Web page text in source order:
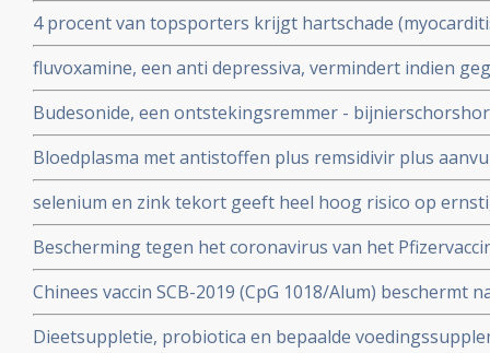
tijd wordt ingenomen
4 procent van topsporters krijgt hartschade
na lichte klachten als na ernstige klachten blijkt uit
fluvoxamine, een anti depressiva, vermindert indien
het risico op overlijden met 90 procent door COVID-19
met de ziekte om intensieve medische zorg te krijgen
Budesonide, een ontstekingsremmer -
astmapatienten, blijkt gebruikt als neusspray effectief
coronavirus - Covid-19
Bloedplasma met antistoffen plus remsidivir plus
en aspirine moet president Donald Trump redden van
selenium en zink tekort geeft heel hoog risico op
aan het coronavirus - Covid-19. Blijkt uit nieuw
Bescherming tegen het coronavirus van het
minder. Na 5 maanden is slechts nog 47 procent
Chinees vaccin SCB-2019 (CpG 1018/Alum) beschermt
ziekenhuisopname en overlijden bij alle bekende
Covid-19 blijkt uit SPECTRA fase III studie
Dieetsuppletie, probiotica en bepaalde